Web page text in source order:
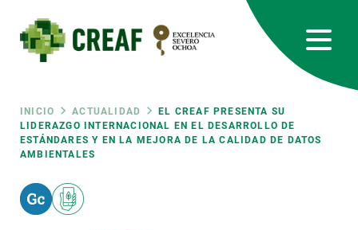
contenido
principal
Ruta
de
INICIO ACTUALIDAD
EL CREAF PRESENTA SU
LIDERAZGO INTERNACIONAL EN EL DESARROLLO DE
ESTÁNDARES Y EN LA MEJORA DE LA CALIDAD DE DATOS
AMBIENTALES
RRSS
Featured
responsive
INTRANET